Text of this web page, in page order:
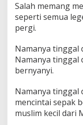
Salah memang
seperti semua
pergi.
Namanya tinggal
Namanya tinggal
bernyanyi.
Namanya tinggal
mencintai sepak
muslim kecil dari